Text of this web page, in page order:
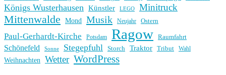
Königs Wusterhausen Künstler LEGO Minitruck
Mittenwalde Mond Musik Neujahr Ostern
Paul-Gerhardt-Kirche Potsdam Ragow Raumfahrt
Schönefeld Sonne Stegepfuhl Storch Traktor Tribut Wahl
Weihnachten Wetter WordPress